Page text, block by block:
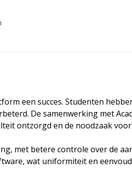
een succes. Studenten
De samenwerking met
ontzorgd en de noodzaak
met betere controle over de
wat uniformiteit en